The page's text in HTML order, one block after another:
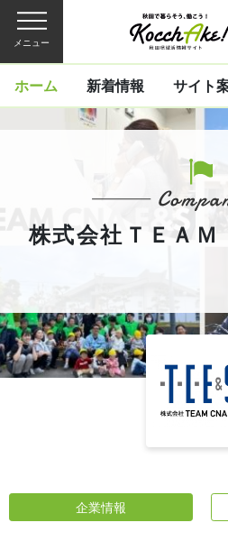
メニュー
ホーム 新着情報 サイト
株式会社ＴＥＡＭ
企業情報